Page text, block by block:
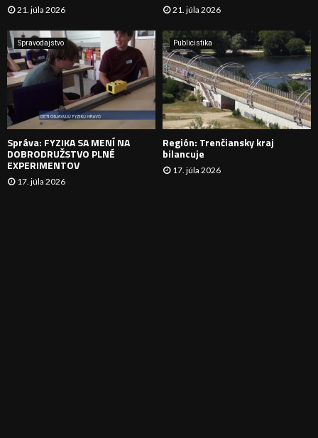
A
N
I
E
21. júla 2026 21. júla 2026
Spravodajstvo
Správa: FYZIKA SA MENÍ NA
DOBRODRUŽSTVO PLNÉ
EXPERIMENTOV
17. júla 2026
Publicistika
Región: Trenčiansky kraj
bilancuje
17. júla 2026